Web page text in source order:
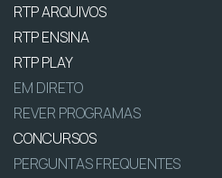
RTP ARQUIVOS
RTP ENSINA
RTP PLAY
EM DIRETO
REVER PROGRAMAS
CONCURSOS
PERGUNTAS FREQUENTES